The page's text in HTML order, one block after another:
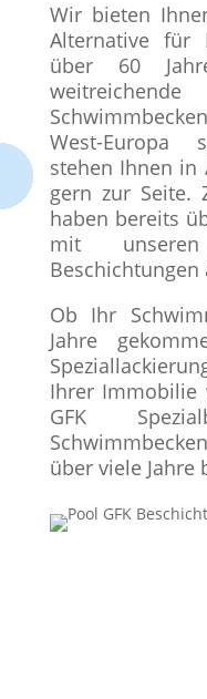
Wir bieten
Alternative für
über 60
West-Europa
stehen Ihnen in
gern zur Seite.
haben bereits
mit
Beschichtungen
Ob Ihr
Jahre
Ihrer Immobilie
GFK
über viele Jahre